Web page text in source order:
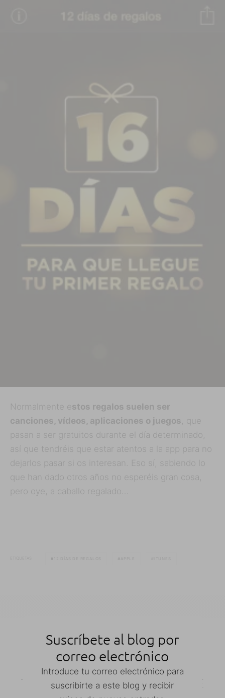
Normalmente e stos regalos suelen ser
canciones, vídeos, aplicaciones o juegos , que
pasan a ser gratuitos durante el día determinado,
así que tendréis que estar atentos a la app para no
dejarlos pasar si os interesan. Eso sí, sabiendo lo
que han dado otros años no esperéis gran cosa,
pero oye, a caballo regalado…
ETIQUETAS 12 DÍAS DE REGALOS
The Wolf Among Us disponible para iOS
THE WOLF AMONG US DISPONIBLE
Suscríbete al blog por
correo electrónico
Introduce tu correo electrónico para
suscribirte a este blog y recibir